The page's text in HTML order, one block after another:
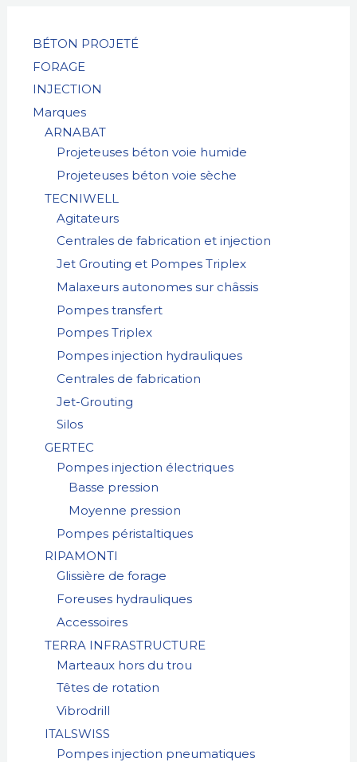
BÉTON PROJETÉ
FORAGE
INJECTION
Marques
ARNABAT
Projeteuses béton voie humide
Projeteuses béton voie sèche
TECNIWELL
Agitateurs
Centrales de fabrication et injection
Jet Grouting et Pompes Triplex
Malaxeurs autonomes sur châssis
Pompes transfert
Pompes Triplex
Pompes injection hydrauliques
Centrales de fabrication
Jet-Grouting
Silos
GERTEC
Pompes injection électriques
Basse pression
Moyenne pression
Pompes péristaltiques
RIPAMONTI
Glissière de forage
Foreuses hydrauliques
Accessoires
TERRA INFRASTRUCTURE
Marteaux hors du trou
Têtes de rotation
Vibrodrill
ITALSWISS
Pompes injection pneumatiques